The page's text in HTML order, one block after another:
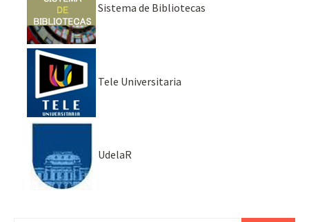
Sistema de Bibliotecas
Tele Universitaria
UdelaR